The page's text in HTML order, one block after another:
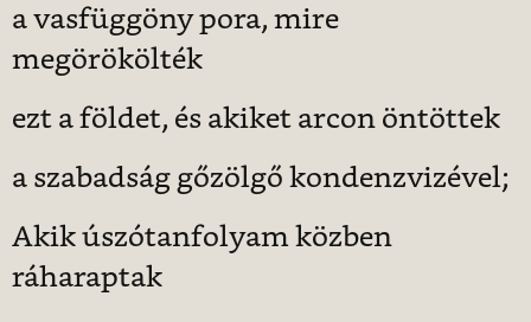
a vasfüggöny pora, mire
megörökölték
ezt a földet, és akiket arcon öntöttek
a szabadság gőzölgő kondenzvizével;
Akik úszótanfolyam közben
ráharaptak